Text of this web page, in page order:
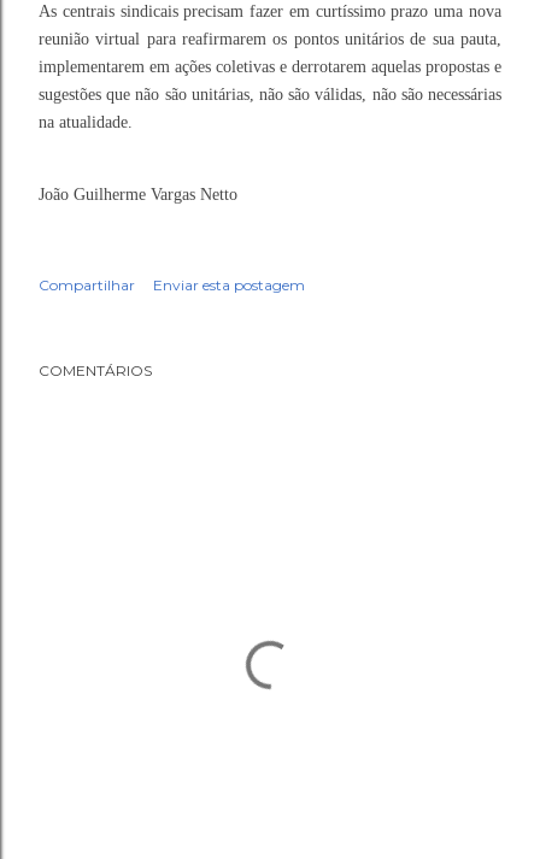
As centrais sindicais precisam fazer em curtíssimo prazo uma nova
reunião virtual para reafirmarem os pontos unitários de sua pauta,
implementarem em ações coletivas e derrotarem aquelas propostas e
sugestões que não são unitárias, não são válidas, não são necessárias
na atualidade.
João Guilherme Vargas Netto
Compartilhar Enviar esta postagem
COMENTÁRIOS